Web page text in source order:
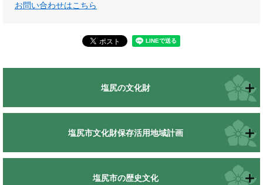
お問い合わせはこちら
塩尻の文化財
塩尻市文化財保存活用地域計画
塩尻市の歴史文化